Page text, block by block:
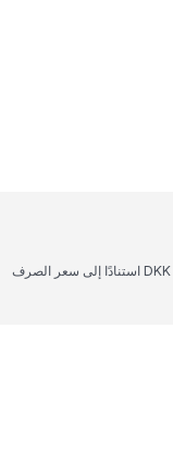
اطَّلع فورًا على القيمة المُكافئة بعملة DKK استنادًا إلى سعر الصرف